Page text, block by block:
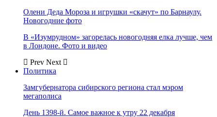
Олени Деда Мороза и игрушки «скачут» по Барнаулу.
Новогодние фото
В «Изумрудном» загорелась новогодняя елка лучше, чем
в Лондоне. Фото и видео
Prev Next
Политика
Замгубернатора сибирского региона стал мэром
мегаполиса
День 1398-й. Самое важное к утру 22 декабря